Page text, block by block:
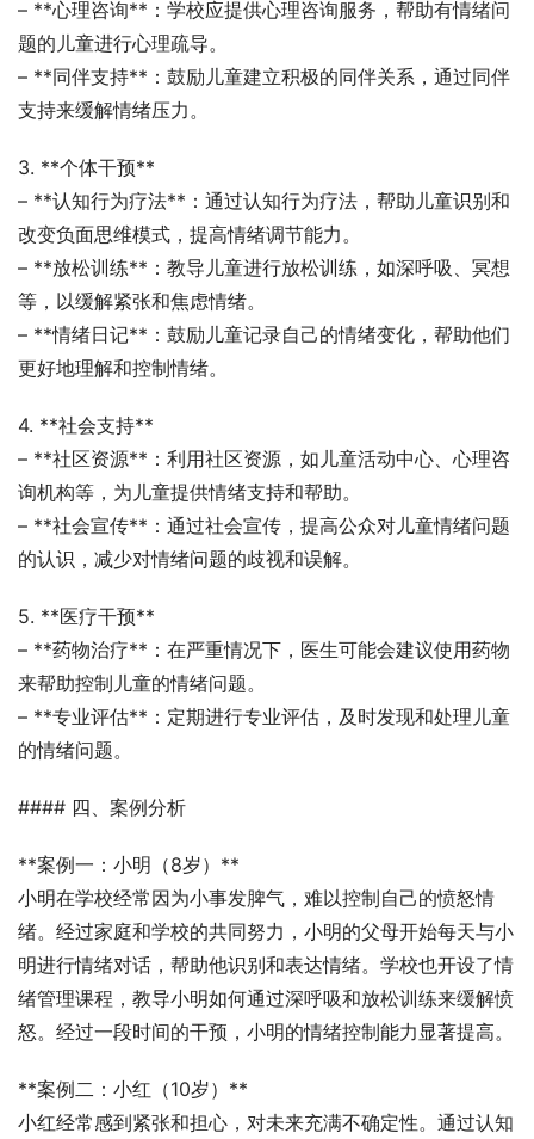
– **心理咨询**：学校应提供心理咨询服务，帮助有情绪问
题的儿童进行心理疏导。
– **同伴支持**：鼓励儿童建立积极的同伴关系，通过同伴
支持来缓解情绪压力。
3. **个体干预**
– **认知行为疗法**：通过认知行为疗法，帮助儿童识别和
改变负面思维模式，提高情绪调节能力。
– **放松训练**：教导儿童进行放松训练，如深呼吸、冥想
等，以缓解紧张和焦虑情绪。
– **情绪日记**：鼓励儿童记录自己的情绪变化，帮助他们
更好地理解和控制情绪。
4. **社会支持**
– **社区资源**：利用社区资源，如儿童活动中心、心理咨
询机构等，为儿童提供情绪支持和帮助。
– **社会宣传**：通过社会宣传，提高公众对儿童情绪问题
的认识，减少对情绪问题的歧视和误解。
5. **医疗干预**
– **药物治疗**：在严重情况下，医生可能会建议使用药物
来帮助控制儿童的情绪问题。
– **专业评估**：定期进行专业评估，及时发现和处理儿童
的情绪问题。
#### 四、案例分析
**案例一：小明（8岁）**
小明在学校经常因为小事发脾气，难以控制自己的愤怒情
绪。经过家庭和学校的共同努力，小明的父母开始每天与小
明进行情绪对话，帮助他识别和表达情绪。学校也开设了情
绪管理课程，教导小明如何通过深呼吸和放松训练来缓解愤
怒。经过一段时间的干预，小明的情绪控制能力显著提高。
**案例二：小红（10岁）**
小红经常感到紧张和担心，对未来充满不确定性。通过认知